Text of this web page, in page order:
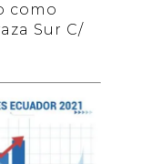
como
Sur C/